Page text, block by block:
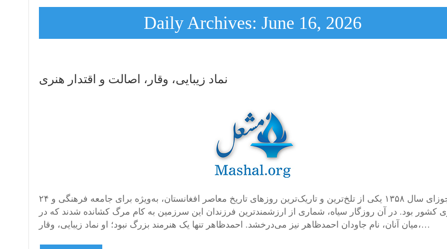
Daily Archives: June 16, 2026
نماد زیبایی، وقار، اصالت و اقتدار هنری
۲۴ جوزای سال ۱۳۵۸ یکی از تلخ‌ترین و تاریک‌ترین روزهای تاریخ معاصر افغانستان، به‌ویژه برای جامعه فرهنگی و
کشور بود. در آن روزگار سیاه، شماری از ارزشمندترین فرزندان این سرزمین به کام مرگ کشانده شدند که در
میان آنان، نام جاودان احمدظاهر نیز می‌درخشد. احمدظاهر تنها یک هنرمند بزرگ نبود؛ او نماد زیبایی، وقار،…